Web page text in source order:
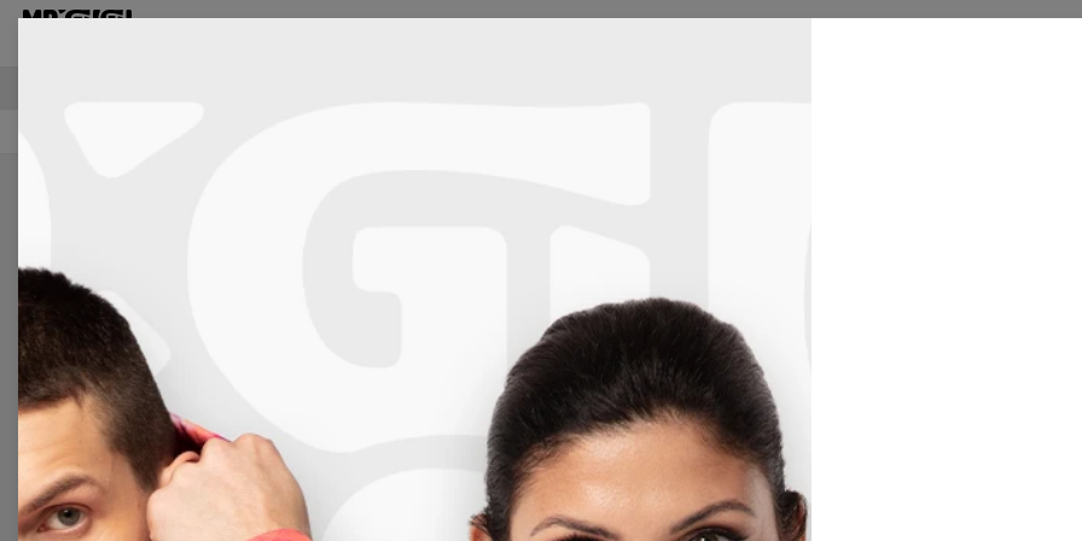
SHORTS
Шорты Mr. GUGU – это удачная
попытка соединения летнего стиля с
максимальным комфортом. Если вы
знаете наши спортивные брюки, этот
продукт также будет идеальным для
Вас. Мягкий материал, продуманный
крой, двухсторонний, нисходящая
печать. Возможность регулировки
талии – всё, только одеваться и